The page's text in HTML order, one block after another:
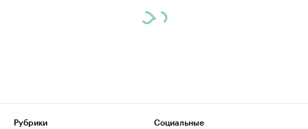
Рубрики
Социальные